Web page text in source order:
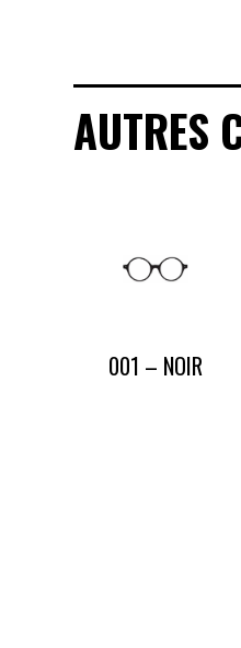
DE VENTE
AUTRES
001 – NOIR